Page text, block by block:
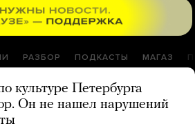
РАЗБОР ПОДКАСТЫ МАГАЗ
культуре Петербурга
Он не нашел нарушений